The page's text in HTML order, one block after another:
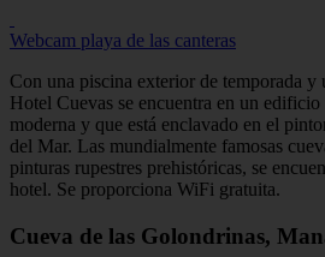
Webcam playa de las canteras
Con una piscina exterior de temporada y
Hotel Cuevas se encuentra en un
moderna y que está enclavado en el
del Mar. Las mundialmente famosas
pinturas rupestres prehistóricas, se
hotel. Se proporciona WiFi gratuita.
Cueva de las Golondrinas,